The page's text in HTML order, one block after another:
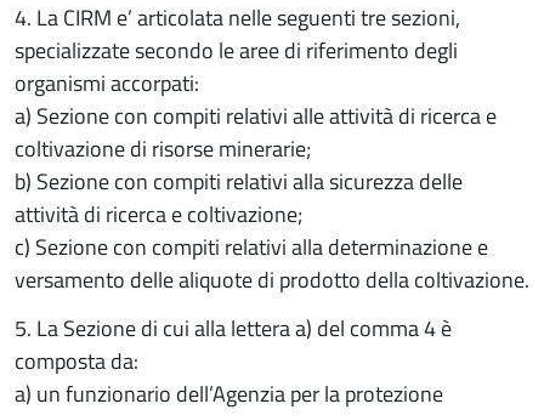
4. La CIRM e’ articolata nelle seguenti tre sezioni,
specializzate secondo le aree di riferimento degli
organismi accorpati:
a) Sezione con compiti relativi alle attività di ricerca e
coltivazione di risorse minerarie;
b) Sezione con compiti relativi alla sicurezza delle
attività di ricerca e coltivazione;
c) Sezione con compiti relativi alla determinazione e
versamento delle aliquote di prodotto della coltivazione.
5. La Sezione di cui alla lettera a) del comma 4 è
composta da:
a) un funzionario dell’Agenzia per la protezione